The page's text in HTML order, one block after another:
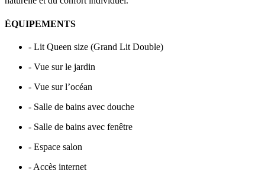
ÉQUIPEMENTS
- Lit Queen size (Grand Lit Double)
- Vue sur le jardin
- Vue sur l’océan
- Salle de bains avec douche
- Salle de bains avec fenêtre
- Espace salon
- Accès internet